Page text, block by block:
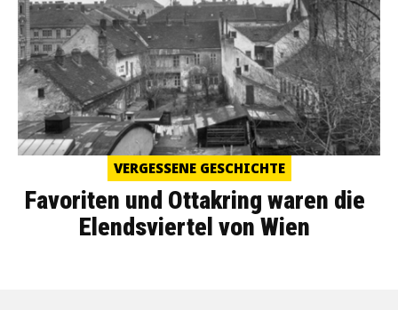
VERGESSENE GESCHICHTE
Favoriten und Ottakring waren die
Elendsviertel von Wien